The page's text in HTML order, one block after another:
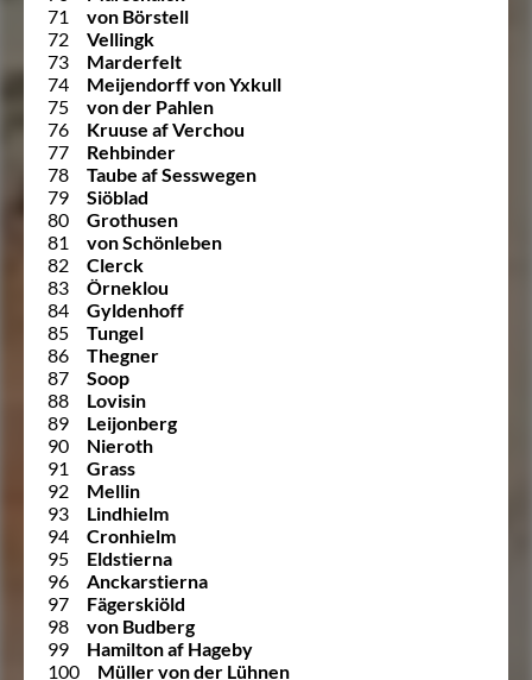
71
von Börstell
72
Vellingk
73
Marderfelt
74
Meijendorff von Yxkull
75
von der Pahlen
76
Kruuse af Verchou
77
Rehbinder
78
Taube af Sesswegen
79
Siöblad
80
Grothusen
81
von Schönleben
82
Clerck
83
Örneklou
84
Gyldenhoff
85
Tungel
86
Thegner
87
Soop
88
Lovisin
89
Leijonberg
90
Nieroth
91
Grass
92
Mellin
93
Lindhielm
94
Cronhielm
95
Eldstierna
96
Anckarstierna
97
Fägerskiöld
98
von Budberg
99
Hamilton af Hageby
100
Müller von der Lühnen